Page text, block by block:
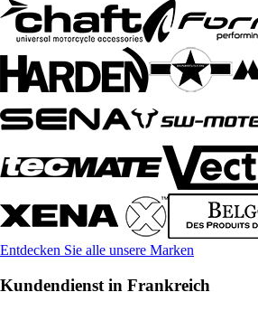
Entdecken Sie alle unsere Marken
Kundendienst in Frankreich